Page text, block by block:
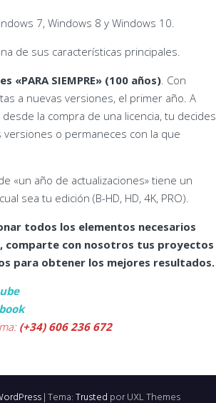
7, Windows 8 y Windows 10.
de sus características principales.
«PARA SIEMPRE» (100 años). Con
a nuevas versiones, el primer año. A
la compra de una licencia, tu decides
versiones o permaneces con la que
«un año de actualizaciones» tiene un
sea tu edición (B-HD, HD, 4K, PRO).
todos los elementos necesarios
comparte con nosotros tus proyectos
para obtener los mejores resultados.
(+34) 606 236 672
|Tema:Trusted por UXL Themes